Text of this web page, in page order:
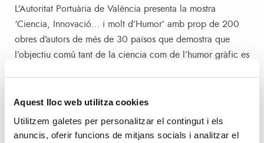
Aquest lloc web utilitza cookies
Utilitzem galetes per personalitzar el contingut i els
anuncis, oferir funcions de mitjans socials i analitzar el
L’Autoritat Portuària de València presenta la mostra
‘Ciencia, Innovació… i molt d’Humor’ amb prop de 200
obres d’autors de més de 30 països que demostra que
l’objectiu comú tant de la ciencia com de l’humor gràfic es
Innovació… i molt d’Humor’ homenatjar eixos homes i
dones, de ments brillants, que ho han donat tot per l’avanc
de la societat amb la seua dedicació a la ciència.